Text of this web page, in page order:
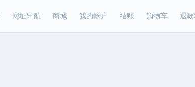
网址导航 商城 我的帐户 结账 购物车 退